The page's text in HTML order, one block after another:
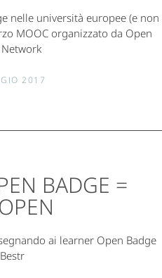
nelle università europee (e non
MOOC organizzato da Open
2017
BADGE =
ai learner Open Badge